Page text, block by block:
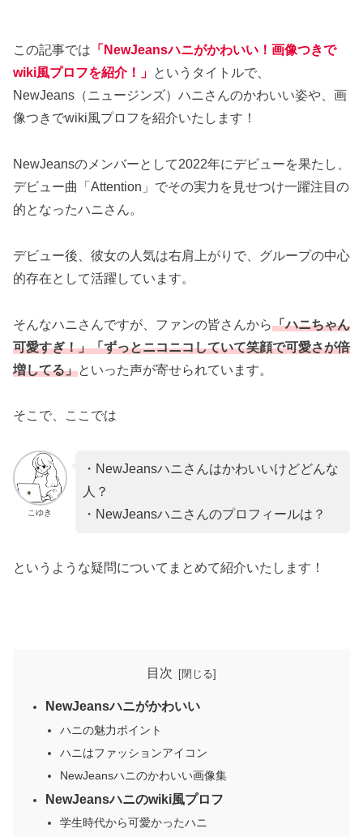
この記事では 「NewJeansハニがかわいい！画像つきで
wiki風プロフを紹介！」 というタイトルで、
NewJeans（ニュージンズ）ハニさんのかわいい姿や、画
像つきでwiki風プロフを紹介いたします！
NewJeansのメンバーとして2022年にデビューを果たし、
デビュー曲「Attention」でその実力を見せつけ一躍注目の
的となったハニさん。
デビュー後、彼女の人気は右肩上がりで、グループの中心
的存在として活躍しています。
そんなハニさんですが、ファンの皆さんから「ハニちゃん
可愛すぎ！」「ずっとニコニコしていて笑顔で可愛さが倍
増してる」といった声が寄せられています。
そこで、ここでは
こゆき
・NewJeansハニさんはかわいいけどどんな
人？
・NewJeansハニさんのプロフィールは？
というような疑問についてまとめて紹介いたします！
目次
NewJeansハニがかわいい
ハニの魅力ポイント
ハニはファッションアイコン
NewJeansハニのかわいい画像集
NewJeansハニのwiki風プロフ
学生時代から可愛かったハニ